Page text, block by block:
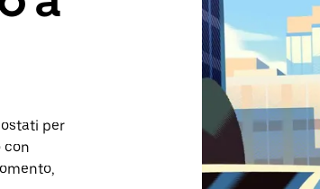
per
con